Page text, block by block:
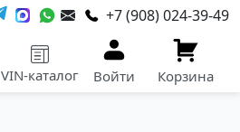
+7 (908) 024-39-49
VIN-каталог Войти Корзина